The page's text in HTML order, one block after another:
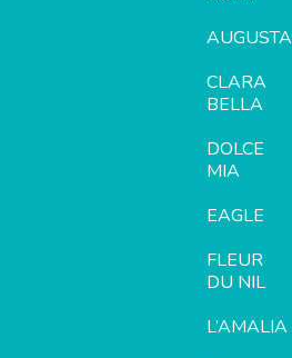
AUGUSTA
CLARA
BELLA
DOLCE
MIA
EAGLE
FLEUR
DU NIL
L’AMALIA